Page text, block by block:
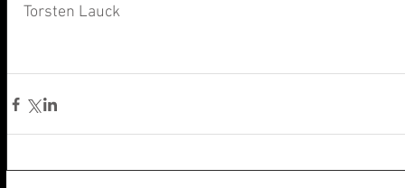
Torsten Lauck